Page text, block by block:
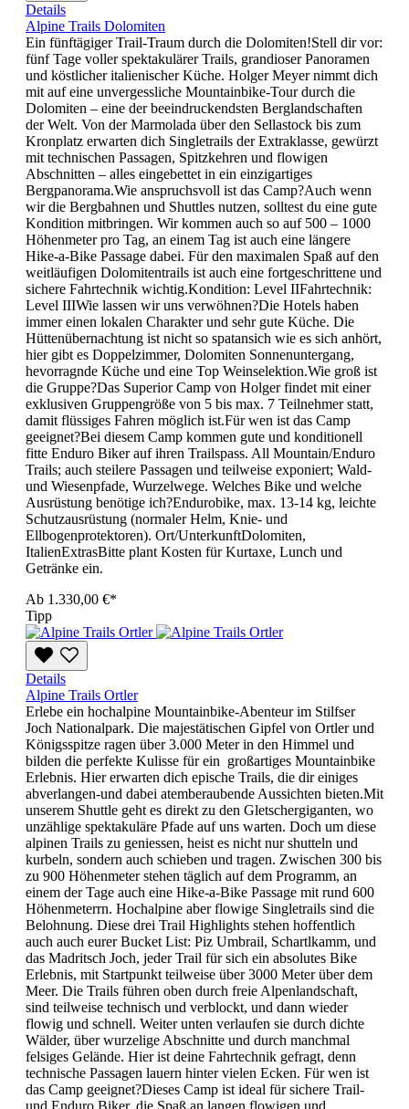
Details
Alpine Trails Dolomiten
Ein fünftägiger Trail-Traum durch die Dolomiten!Stell dir vor:
fünf Tage voller spektakulärer Trails, grandioser Panoramen
und köstlicher italienischer Küche. Holger Meyer nimmt dich
mit auf eine unvergessliche Mountainbike-Tour durch die
Dolomiten – eine der beeindruckendsten Berglandschaften
der Welt. Von der Marmolada über den Sellastock bis zum
Kronplatz erwarten dich Singletrails der Extraklasse, gewürzt
mit technischen Passagen, Spitzkehren und flowigen
Abschnitten – alles eingebettet in ein einzigartiges
Bergpanorama.Wie anspruchsvoll ist das Camp?Auch wenn
wir die Bergbahnen und Shuttles nutzen, solltest du eine gute
Kondition mitbringen. Wir kommen auch so auf 500 – 1000
Höhenmeter pro Tag, an einem Tag ist auch eine längere
Hike-a-Bike Passage dabei. Für den maximalen Spaß auf den
weitläufigen Dolomitentrails ist auch eine fortgeschrittene und
sichere Fahrtechnik wichtig.Kondition: Level IIFahrtechnik:
Level IIIWie lassen wir uns verwöhnen?Die Hotels haben
immer einen lokalen Charakter und sehr gute Küche. Die
Hüttenübernachtung ist nicht so spatansich wie es sich anhört,
hier gibt es Doppelzimmer, Dolomiten Sonnenuntergang,
hevorragnde Küche und eine Top Weinselektion.Wie groß ist
die Gruppe?Das Superior Camp von Holger findet mit einer
exklusiven Gruppengröße von 5 bis max. 7 Teilnehmer statt,
damit flüssiges Fahren möglich ist.Für wen ist das Camp
geeignet?Bei diesem Camp kommen gute und konditionell
fitte Enduro Biker auf ihren Trailspass. All Mountain/Enduro
Trails; auch steilere Passagen und teilweise exponiert; Wald-
und Wiesenpfade, Wurzelwege. Welches Bike und welche
Ausrüstung benötige ich?Endurobike, max. 13-14 kg, leichte
Schutzausrüstung (normaler Helm, Knie- und
Ellbogenprotektoren). Ort/UnterkunftDolomiten,
ItalienExtrasBitte plant Kosten für Kurtaxe, Lunch und
Getränke ein.
Ab 1.330,00 €*
Tipp
Details
Alpine Trails Ortler
Erlebe ein hochalpine Mountainbike-Abenteur im Stilfser
Joch Nationalpark. Die majestätischen Gipfel von Ortler und
Königsspitze ragen über 3.000 Meter in den Himmel und
bilden die perfekte Kulisse für ein großartiges Mountainbike
Erlebnis. Hier erwarten dich epische Trails, die dir einiges
abverlangen-und dabei atemberaubende Aussichten bieten.Mit
unserem Shuttle geht es direkt zu den Gletschergiganten, wo
unzählige spektakuläre Pfade auf uns warten. Doch um diese
alpinen Trails zu geniessen, heist es nicht nur shutteln und
kurbeln, sondern auch schieben und tragen. Zwischen 300 bis
zu 900 Höhenmeter stehen täglich auf dem Programm, an
einem der Tage auch eine Hike-a-Bike Passage mit rund 600
Höhenmeterrn. Hochalpine aber flowige Singletrails sind die
Belohnung. Diese drei Trail Highlights stehen hoffentlich
auch auch eurer Bucket List: Piz Umbrail, Schartlkamm, und
das Madritsch Joch, jeder Trail für sich ein absolutes Bike
Erlebnis, mit Startpunkt teilweise über 3000 Meter über dem
Meer. Die Trails führen oben durch freie Alpenlandschaft,
sind teilweise technisch und verblockt, und dann wieder
flowig und schnell. Weiter unten verlaufen sie durch dichte
Wälder, über wurzelige Abschnitte und durch manchmal
felsiges Gelände. Hier ist deine Fahrtechnik gefragt, denn
technische Passagen lauern hinter vielen Ecken. Für wen ist
das Camp geeignet?Dieses Camp ist ideal für sichere Trail-
und Enduro Biker, die Spaß an langen flowigen und